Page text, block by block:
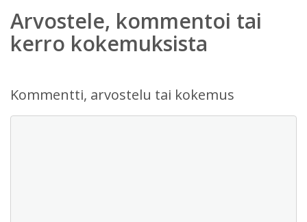
Arvostele, kommentoi tai
kerro kokemuksista
Kommentti, arvostelu tai kokemus